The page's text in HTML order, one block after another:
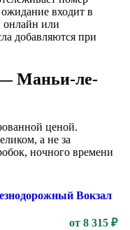
ожидание входит в
онлайн или
добавляются при
Маньи-ле-
ценой.
а не за
ночного времени
Вокзал
от 8 315 ₽